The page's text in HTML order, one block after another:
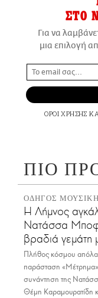
ΣΤΟ
Για να
μια επιλογή
ΟΡΟΙ ΧΡΗΣΗΣ
ΠΙΟ
ΟΔΗΓΟΣ
Η Λήμνος
Νατάσσα
βραδιά γεμάτη
Πλήθος κόσμου
παράσταση
συνάντηση της
Θέμη Καραμουρατίδη